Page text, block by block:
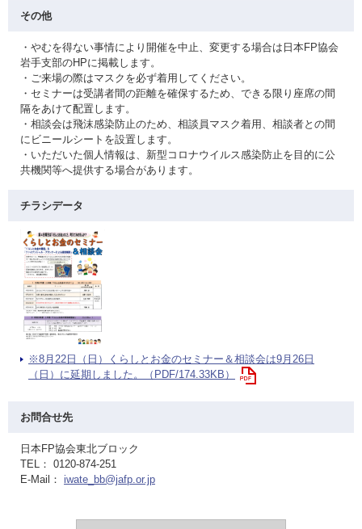
その他
・やむを得ない事情により開催を中止、変更する場合は日本FP協会
岩手支部のHPに掲載します。
・ご来場の際はマスクを必ず着用してください。
・セミナーは受講者間の距離を確保するため、できる限り座席の間
隔をあけて配置します。
・相談会は飛沫感染防止のため、相談員マスク着用、相談者との間
にビニールシートを設置します。
・いただいた個人情報は、新型コロナウイルス感染防止を目的に公
共機関等へ提供する場合があります。
チラシデータ
※8月22日（日）くらしとお金のセミナー＆相談会は9月26日
（日）に延期しました。（PDF/174.33KB）
お問合せ先
日本FP協会東北ブロック
TEL： 0120-874-251
E-Mail： iwate_bb@jafp.or.jp